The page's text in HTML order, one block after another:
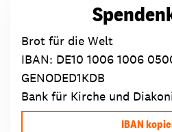
Brot für die Welt
IBAN: DE10 1006 1006
GENODED1KDB
Bank für Kirche und
IBAN